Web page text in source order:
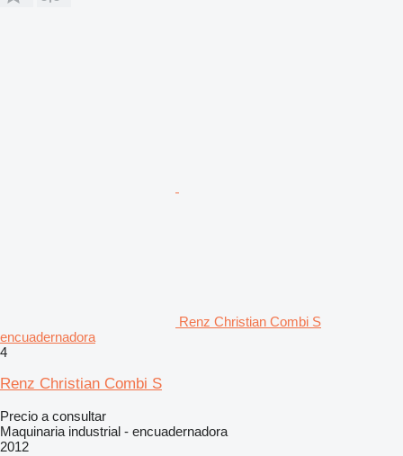
Renz Christian Combi S
encuadernadora
4
Renz Christian Combi S
Precio a consultar
Maquinaria industrial - encuadernadora
2012